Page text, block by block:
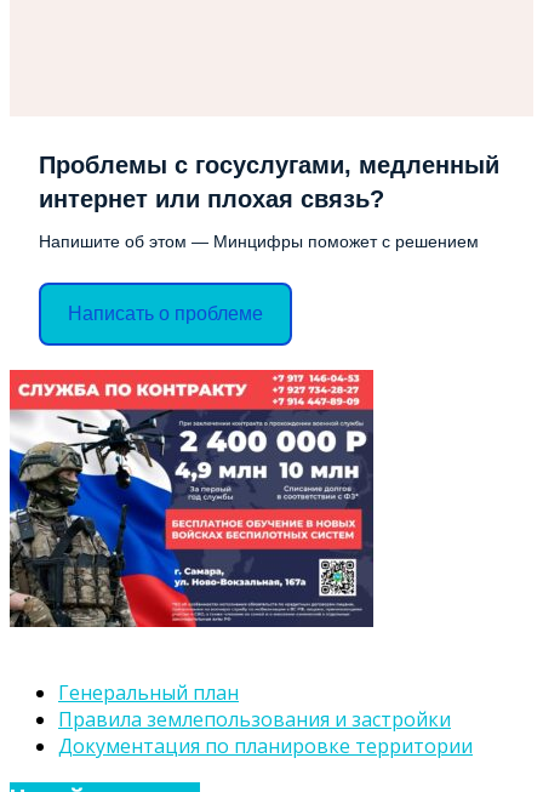
Проблемы с госуслугами, медленный
интернет или плохая связь?
Напишите об этом — Минцифры поможет с решением
Написать о проблеме
Генеральный план
Правила землепользования и застройки
Документация по планировке территории